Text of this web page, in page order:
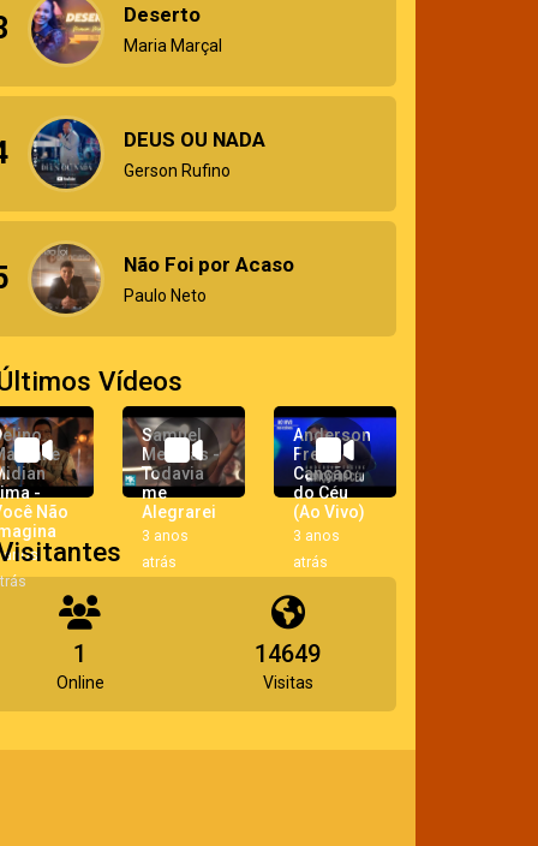
Deserto
Maria Marçal
DEUS OU NADA
Gerson Rufino
Não Foi por Acaso
Paulo Neto
Vídeos
e
-
Não
anos
Samuel
Messias -
Todavia
me
Alegrarei
3 anos
atrás
Anderson
Freire -
Canção
do Céu
(Ao Vivo)
3 anos
atrás
1
Online
14649
Visitas